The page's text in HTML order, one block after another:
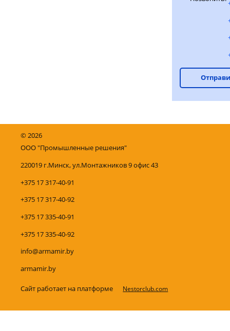
©2026
ООО "Промышленные решения"
220019 г.Минск, ул.Монтажников 9 офис 43
+375 17 317-40-91
+375 17 317-40-92
+375 17 335-40-91
+375 17 335-40-92
info@armamir.by
armamir.by
Сайт работает на платформе Nestorclub.com